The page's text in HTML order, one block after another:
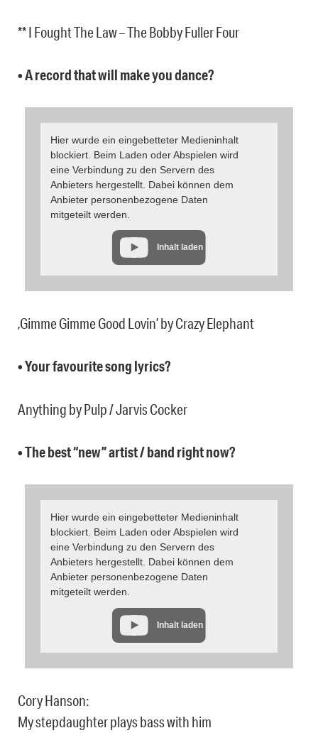
** I Fought The Law – The Bobby Fuller Four
• A record that will make you dance?
Hier wurde ein eingebetteter Medieninhalt
blockiert. Beim Laden oder Abspielen wird
eine Verbindung zu den Servern des
Anbieters hergestellt. Dabei können dem
Anbieter personenbezogene Daten
mitgeteilt werden.
Inhalt laden
‚Gimme Gimme Good Lovin’ by Crazy Elephant
• Your favourite song lyrics?
Anything by Pulp / Jarvis Cocker
• The best “new” artist / band right now?
Hier wurde ein eingebetteter Medieninhalt
blockiert. Beim Laden oder Abspielen wird
eine Verbindung zu den Servern des
Anbieters hergestellt. Dabei können dem
Anbieter personenbezogene Daten
mitgeteilt werden.
Inhalt laden
Cory Hanson:
My stepdaughter plays bass with him